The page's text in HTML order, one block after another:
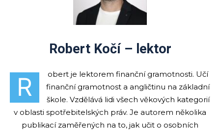
Robert Kočí – lektor
R
obert je lektorem finanční gramotnosti. Učí
finanční gramotnost a angličtinu na základní
škole. Vzdělává lidi všech věkových kategorií
v oblasti spotřebitelských práv. Je autorem několika
publikací zaměřených na to, jak učit o osobních